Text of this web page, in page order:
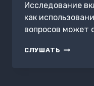
Исследование
как
вопросов может
СЛУШАТЬ МЕТОДЫ